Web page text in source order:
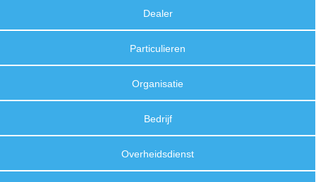
Dealer
Particulieren
Organisatie
Bedrijf
Overheidsdienst